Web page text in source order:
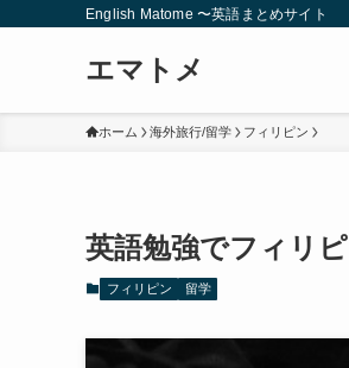
English Matome 〜英語まとめサイト
エマトメ
ホーム 海外旅行/留学 フィリピン
英語勉強でフィリ
フィリピン 留学